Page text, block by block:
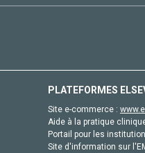
PLATEFORMES
Site e-commerce :
Aide à la pratique
Portail pour les
Site d'information sur